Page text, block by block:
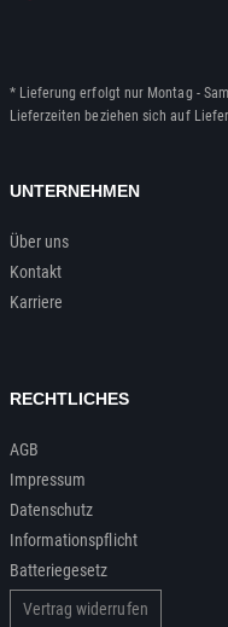
* Lieferung erfolgt nur Montag -
Lieferzeiten beziehen sich auf
UNTERNEHMEN
Über uns
Kontakt
Karriere
RECHTLICHES
AGB
Impressum
Datenschutz
Informationspflicht
Batteriegesetz
Vertrag widerrufen